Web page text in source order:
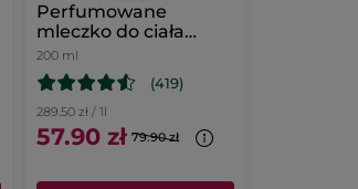
Perfumowane
mleczko do ciała
Comme une
Evidence 200 ml
200 ml
(419)
289.50 zł / 1l
57.90 zł 79.90 zł